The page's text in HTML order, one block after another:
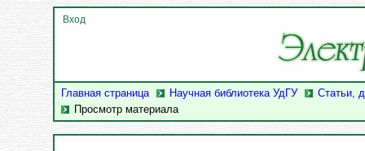
Главная страница Научная библиотека УдГУ
Статьи,
Просмотр материала
Вход